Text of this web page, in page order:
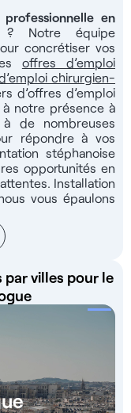
et une totale
disposerez de
libéré(e) de
La structure
s’étend sur plus
professionnels de
intégrant 2
9 chirurgiens-
en équipe et le
d’une
chiffre d’affaires
Avantages du
ou partiel -
moderne et
- Collaboration
Candidats
vous accompagne
activité : -
l’inscription à
à chaque étape
par mail via :
l’annonce : 9299
santé sur notre site
en
Notre équipe
concrétiser vos
offres d’emploi
chirurgien-
d’offres d’emploi
notre présence à
de nombreuses
répondre à vos
stéphanoise
opportunités en
Installation
vous épaulons
villes pour le